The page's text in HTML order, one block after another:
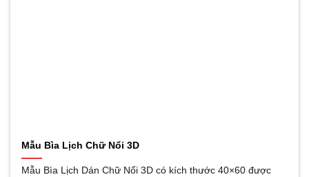
Mẫu Bìa Lịch Chữ Nổi 3D
Mẫu Bìa Lịch Dán Chữ Nổi 3D có kích thước 40×60 được